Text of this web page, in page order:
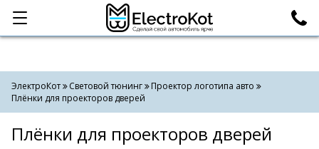
Категории Поиск
ЭлектроКот Световой тюнинг
Проектор логотипа авто
Плёнки для проекторов дверей
Плёнки для проекторов дверей